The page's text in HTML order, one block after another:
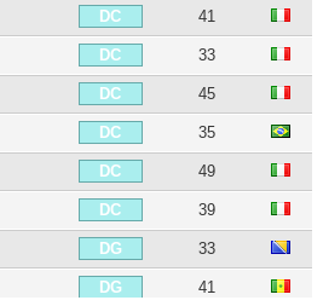
DC 41
DC 33
DC 45
DC 35
DC 49
DC 39
DG 33
DG 41